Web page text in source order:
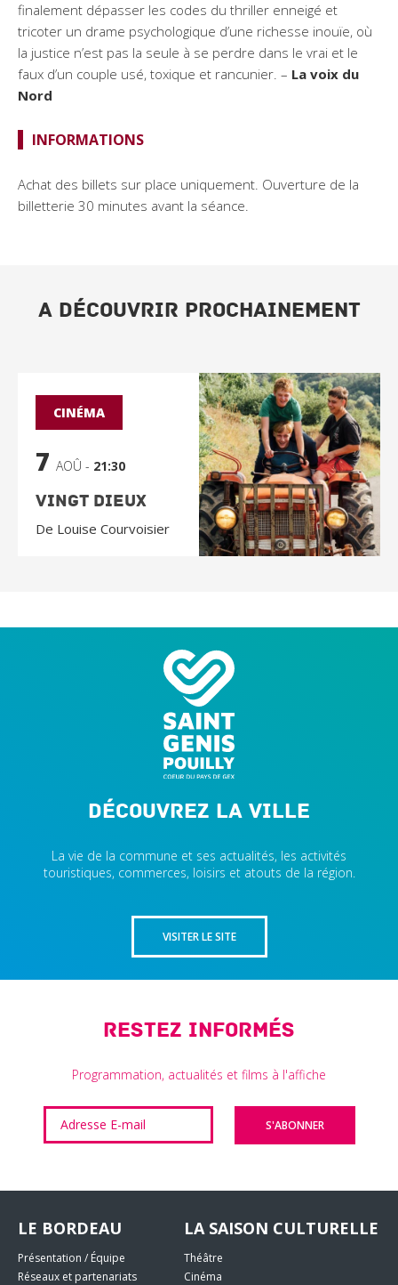
finalement dépasser les codes du thriller enneigé et
tricoter un drame psychologique d’une richesse inouïe, où
la justice n’est pas la seule à se perdre dans le vrai et le
faux d’un couple usé, toxique et rancunier. – La voix du
Nord
INFORMATIONS
Achat des billets sur place uniquement. Ouverture de la
billetterie 30 minutes avant la séance.
A DÉCOUVRIR PROCHAINEMENT
CINÉMA
7 AOÛ - 21:30
Vingt Dieux
De Louise Courvoisier
Découvrez la ville
La vie de la commune et ses actualités, les activités
touristiques, commerces, loisirs et atouts de la région.
VISITER LE SITE
Restez informés
Programmation, actualités et films à l'affiche
LE BORDEAU
Présentation / Équipe
Réseaux et partenariats
LA SAISON CULTURELLE
Théâtre
Cinéma